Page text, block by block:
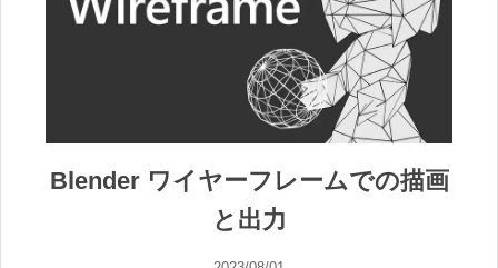
Blender ワイヤーフレームでの描画
と出力